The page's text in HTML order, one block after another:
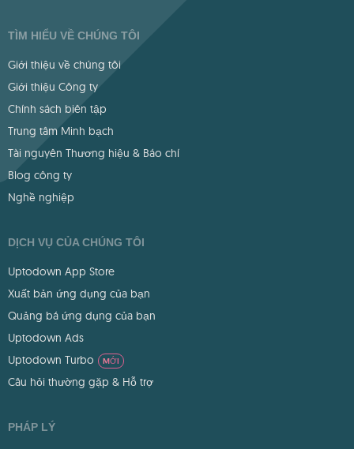
TÌM HIỂU VỀ CHÚNG TÔI
Giới thiệu về chúng tôi
Giới thiệu Công ty
Chính sách biên tập
Trung tâm Minh bạch
Tài nguyên Thương hiệu & Báo chí
Blog công ty
Nghề nghiệp
DỊCH VỤ CỦA CHÚNG TÔI
Uptodown App Store
Xuất bản ứng dụng của bạn
Quảng bá ứng dụng của bạn
Uptodown Ads
Uptodown Turbo
MỚI
Câu hỏi thường gặp & Hỗ trợ
PHÁP LÝ